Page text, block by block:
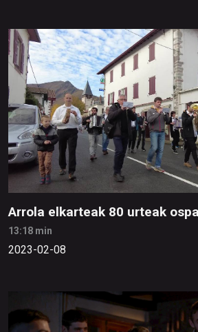
Arrola elkarteak 80 urteak
13:18 min
2023-02-08